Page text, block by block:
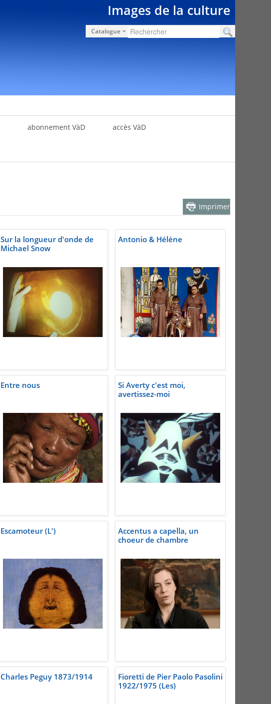
Images de la culture
Catalogue
abonnement VàD accès VàD
Imprimer
Sur la longueur d'onde de
Michael Snow
Antonio & Hélène
Entre nous
Si Averty c'est moi,
avertissez-moi
Escamoteur (L')
Accentus a capella, un
choeur de chambre
Charles Peguy 1873/1914
Fioretti de Pier Paolo Pasolini
1922/1975 (Les)